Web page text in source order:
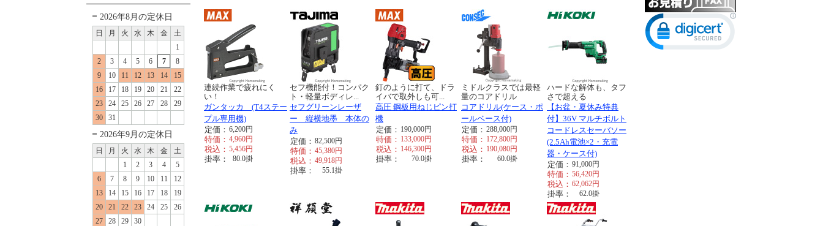
2026年8月の定休日
日 月 火 水 木 金
土
1
2
3 4 5 6 7
8
9
10 11 12 13 14
15
16
17 18 19 20 21
22
23
24 25 26 27 28
29
30
31
2026年9月の定休日
日 月 火 水 木 金
土
1
2 3 4
5
6
7 8 9 10 11
12
13
14 15 16 17 18
19
20
21 22 23 24 25
26
27
28 29 30
連続作業で疲れにく
い！
ガンタッカ (T4ステー
プル専用機)
定価： 6,200円
特価： 4,960円
税込： 5,456円
掛率： 80.0掛
セフ機能付！コンパク
ト・軽量ボディレ...
セフグリーンレーザ
ー 縦横地墨 本体の
み
定価： 82,500円
特価： 45,380円
税込： 49,918円
掛率： 55.1掛
釘のように打て、ドラ
イバで取外しも可...
高圧 鋼板用ねじピン打
機
定価： 190,000円
特価： 133,000円
税込： 146,300円
掛率： 70.0掛
ミドルクラスでは最軽
量のコアドリル
コアドリル(ケース・ポ
ールベース付)
定価： 288,000円
特価： 172,800円
税込： 190,080円
掛率： 60.0掛
ハードな解体も、タフ
さで超える
【お盆・夏休み特典
付】36V マルチボルト
コードレスセーバソー
(2.5Ah電池×2・充電
器・ケース付)
定価： 91,000円
特価： 56,420円
税込： 62,062円
掛率： 62.0掛